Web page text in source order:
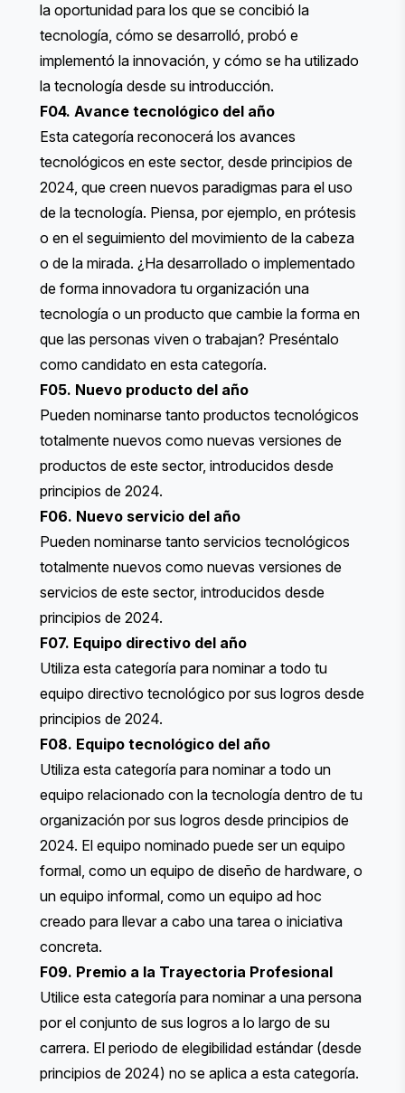
la oportunidad para los que se concibió la
tecnología, cómo se desarrolló, probó e
implementó la innovación, y cómo se ha utilizado
la tecnología desde su introducción.
F04. Avance tecnológico del año
Esta categoría reconocerá los avances
tecnológicos en este sector, desde principios de
2024, que creen nuevos paradigmas para el uso
de la tecnología. Piensa, por ejemplo, en prótesis
o en el seguimiento del movimiento de la cabeza
o de la mirada. ¿Ha desarrollado o implementado
de forma innovadora tu organización una
tecnología o un producto que cambie la forma en
que las personas viven o trabajan? Preséntalo
como candidato en esta categoría.
F05. Nuevo producto del año
Pueden nominarse tanto productos tecnológicos
totalmente nuevos como nuevas versiones de
productos de este sector, introducidos desde
principios de 2024.
F06. Nuevo servicio del año
Pueden nominarse tanto servicios tecnológicos
totalmente nuevos como nuevas versiones de
servicios de este sector, introducidos desde
principios de 2024.
F07. Equipo directivo del año
Utiliza esta categoría para nominar a todo tu
equipo directivo tecnológico por sus logros desde
principios de 2024.
F08. Equipo tecnológico del año
Utiliza esta categoría para nominar a todo un
equipo relacionado con la tecnología dentro de tu
organización por sus logros desde principios de
2024. El equipo nominado puede ser un equipo
formal, como un equipo de diseño de hardware, o
un equipo informal, como un equipo ad hoc
creado para llevar a cabo una tarea o iniciativa
concreta.
F09. Premio a la Trayectoria Profesional
Utilice esta categoría para nominar a una persona
por el conjunto de sus logros a lo largo de su
carrera. El periodo de elegibilidad estándar (desde
principios de 2024) no se aplica a esta categoría.